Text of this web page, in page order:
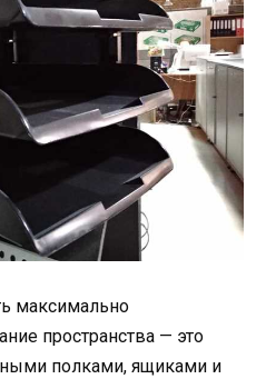
максимально
пространства — это
полками, ящиками и